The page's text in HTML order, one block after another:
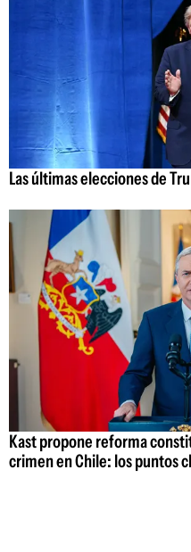
Las últimas elecciones de
Kast propone reforma
crimen en Chile: los puntos